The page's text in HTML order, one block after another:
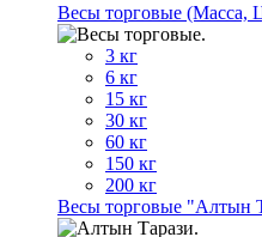
Весы торговые (Масса,
3 кг
6 кг
15 кг
30 кг
60 кг
150 кг
200 кг
Весы торговые "Алтын